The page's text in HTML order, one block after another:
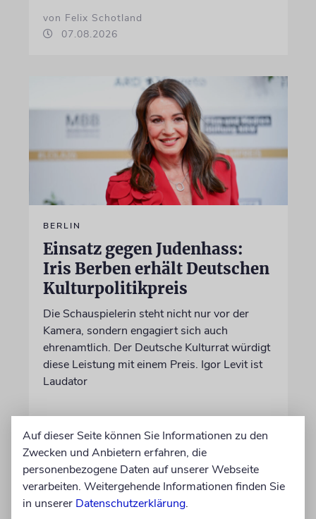
von Felix Schotland
07.08.2026
BERLIN
Einsatz gegen Judenhass:
Iris Berben erhält Deutschen
Kulturpolitikpreis
Die Schauspielerin steht nicht nur vor der
Kamera, sondern engagiert sich auch
ehrenamtlich. Der Deutsche Kulturrat würdigt
diese Leistung mit einem Preis. Igor Levit ist
Laudator
Auf dieser Seite können Sie Informationen zu den
Zwecken und Anbietern erfahren, die
personenbezogene Daten auf unserer Webseite
verarbeiten. Weitergehende Informationen finden Sie
in unserer Datenschutzerklärung.